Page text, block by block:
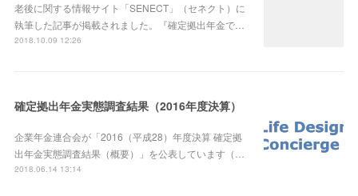
老後に関する情報サイト「SENECT」（セネクト）に
執筆した記事が掲載されました。『確定拠出年金で…
2018.10.09 12:26
確定拠出年金実態調査結果（2016年度決算）
企業年金連合会が「2016（平成28）年度決算 確定拠
出年金実態調査結果（概要）」を公表しています（…
2018.06.14 13:14